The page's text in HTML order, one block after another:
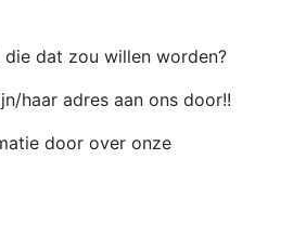
die dat zou willen worden?
haar adres aan ons door!!
door over onze